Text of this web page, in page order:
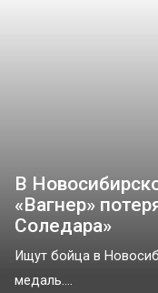
В
«Вагнер»
Соледара»
Ищут бойца в
медаль....